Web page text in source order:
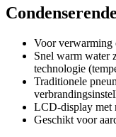
Voor verwarming
Snel warm water
technologie
Traditionele
LCD-display met
Geschikt voor